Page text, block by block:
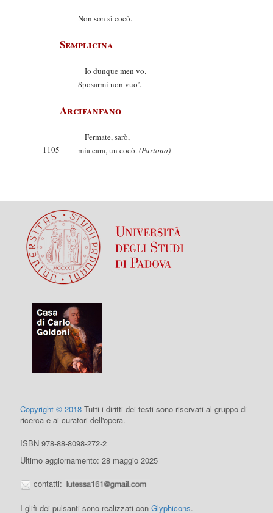
Non son sì cocò.
Semplicina
Io dunque men vo.
Sposarmi non vuo’.
Arcifanfano
Fermate, sarò,
1105
mia cara, un cocò.(Partono)
Copyright © 2018 Tutti i diritti dei testi sono riservati al gruppo di
ricerca e ai curatori dell'opera.
ISBN 978-88-8098-272-2
Ultimo aggiornamento: 28 maggio 2025
contatti:
I glifi dei pulsanti sono realizzati conGlyphicons.